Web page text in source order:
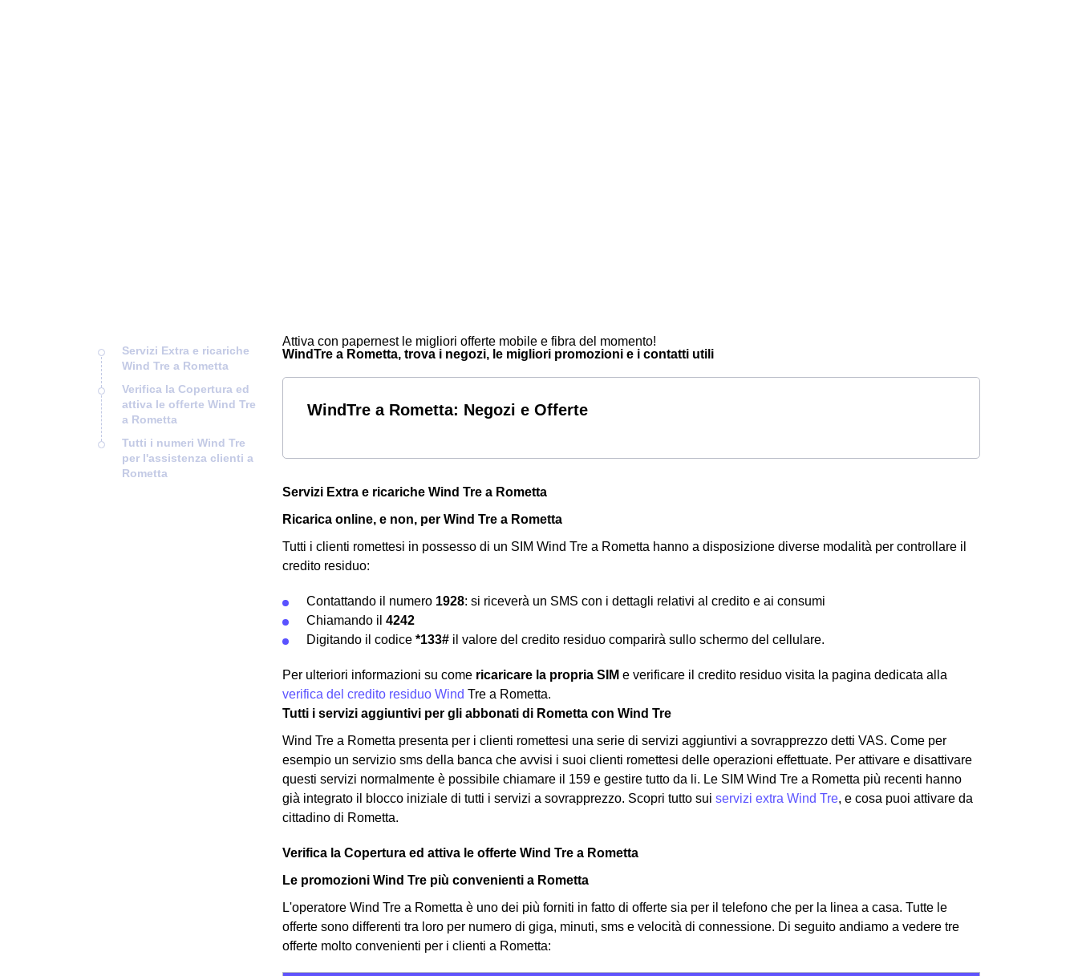
Servizi Extra e ricariche
Wind Tre a Rometta
Verifica la Copertura ed
attiva le offerte Wind Tre
a Rometta
Tutti i numeri Wind Tre
per l'assistenza clienti a
Rometta
Attiva con papernest le migliori offerte mobile e fibra del momento!
WindTre a Rometta, trova i negozi, le migliori promozioni e i contatti utili
WindTre a Rometta: Negozi e Offerte
Servizi Extra e ricariche Wind Tre a Rometta
Ricarica online, e non, per Wind Tre a Rometta
Tutti i clienti romettesi in possesso di un SIM Wind Tre a Rometta hanno a disposizione diverse modalità per controllare il
credito residuo:
Contattando il numero 1928: si riceverà un SMS con i dettagli relativi al credito e ai consumi
Chiamando il 4242
Digitando il codice *133# il valore del credito residuo comparirà sullo schermo del cellulare.
Per ulteriori informazioni su come ricaricare la propria SIM e verificare il credito residuo visita la pagina dedicata alla
verifica del credito residuo Wind Tre a Rometta.
Tutti i servizi aggiuntivi per gli abbonati di Rometta con Wind Tre
Wind Tre a Rometta presenta per i clienti romettesi una serie di servizi aggiuntivi a sovrapprezzo detti VAS. Come per
esempio un servizio sms della banca che avvisi i suoi clienti romettesi delle operazioni effettuate. Per attivare e disattivare
questi servizi normalmente è possibile chiamare il 159 e gestire tutto da li. Le SIM Wind Tre a Rometta più recenti hanno
già integrato il blocco iniziale di tutti i servizi a sovrapprezzo. Scopri tutto sui servizi extra Wind Tre, e cosa puoi attivare da
cittadino di Rometta.
Verifica la Copertura ed attiva le offerte Wind Tre a Rometta
Le promozioni Wind Tre più convenienti a Rometta
L'operatore Wind Tre a Rometta è uno dei più forniti in fatto di offerte sia per il telefono che per la linea a casa. Tutte le
offerte sono differenti tra loro per numero di giga, minuti, sms e velocità di connessione. Di seguito andiamo a vedere tre
offerte molto convenienti per i clienti a Rometta: